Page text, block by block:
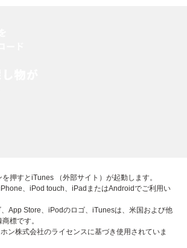
押すとiTunes （外部サイト）が起動します。
、iPod touch、iPadまたはAndroidでご利用い
App Store、iPodのロゴ、iTunesは、米国および他
標です。
ン株式会社のライセンスに基づき使用されていま